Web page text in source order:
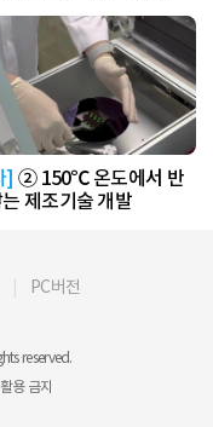
] ② 150℃ 온도에서 반
제조기술 개발
PC버전
reserved.
용 금지